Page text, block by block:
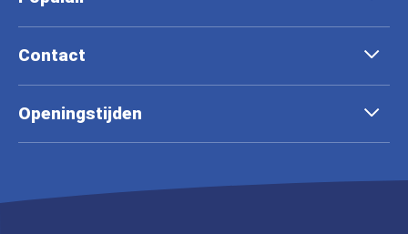
Contact
Openingstijden